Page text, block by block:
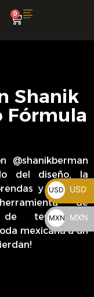
0
Shanik
Fórmula​
@shanikberman
del diseño, la
y cómo la
de
de tendencias,
mexicana a un
USD
$
USD
MXN
$
MXN